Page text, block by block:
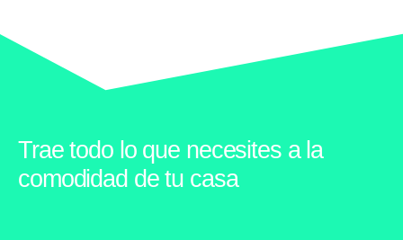
Trae todo lo que necesites a la
comodidad de tu casa